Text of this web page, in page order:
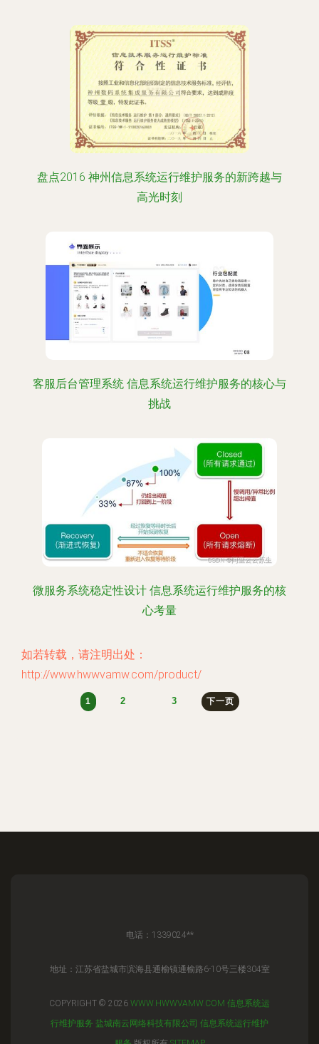
盘点2016 神州信息系统运行维护服务的新跨越与
高光时刻
客服后台管理系统 信息系统运行维护服务的核心与
挑战
微服务系统稳定性设计 信息系统运行维护服务的核
心考量
如若转载，请注明出处：
http://www.hwwvamw.com/product/
1 2 3 下一页
电话：1339024**
地址：江苏省盐城市滨海县通榆镇通榆路6-10号三楼304室
COPYRIGHT © 2026 WWW.HWWVAMW.COM 信息系统运
行维护服务 盐城南云网络科技有限公司 信息系统运行维护